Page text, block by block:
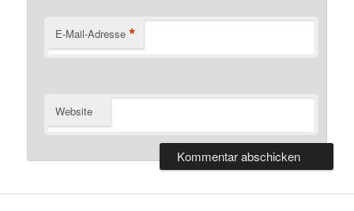
E-Mail-Adresse *
Website